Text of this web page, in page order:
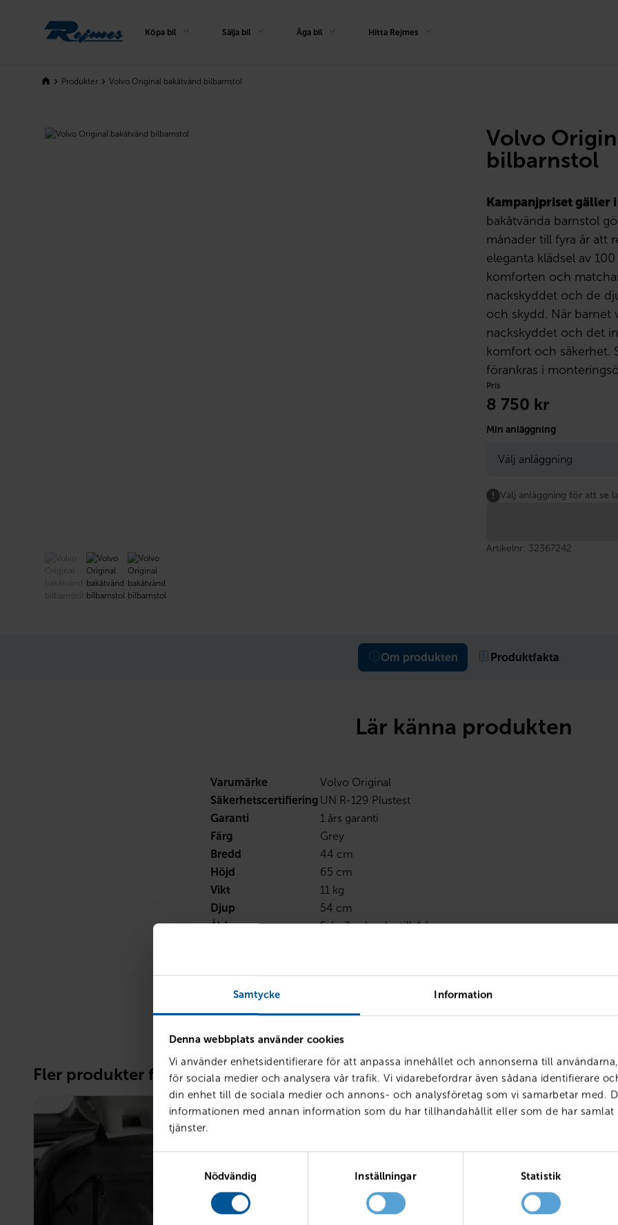
Samtycke Information
Denna webbplats använder cookies
Vi använder enhetsidentifierare för att anpassa innehållet och annonserna till
för sociala medier och analysera vår trafik. Vi vidarebefordrar även sådana identifierare
din enhet till de sociala medier och annons- och analysföretag som vi samarbetar med.
informationen med annan information som du har tillhandahållit eller som de har samlat
tjänster.
Nödvändig
Inställningar Statistik
Köpa bil Sälja bil Äga bil Hitta Rejmes
Produkter Volvo Original bakåtvänd bilbarnstol
Volvo
bilbarnstol
Kampanjpriset gäller
bakåtvända barnstol
månader till fyra år att
eleganta klädsel av
komforten och
nackskyddet och de
och skydd. När barnet
nackskyddet och det
komfort och säkerhet.
förankras i
Pris
8 750 kr
Min anläggning
Välj anläggning för att se
Artikelnr: 32367242
Om produkten Produktfakta
Lär känna produkten
Varumärke
Volvo Original
Säkerhetscertifiering UN R-129 Plustest
Garanti
1 års garanti
Färg
Grey
Bredd
44 cm
Höjd
65 cm
Vikt
11 kg
Djup
54 cm
Ålder
Från 3 månader till 4 år
Infästningstyp
Bälte/Isofix
Fler produkter från Barn i bil